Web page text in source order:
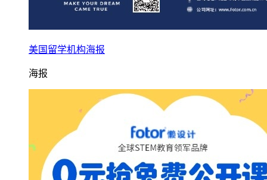
美国留学机构海报
海报